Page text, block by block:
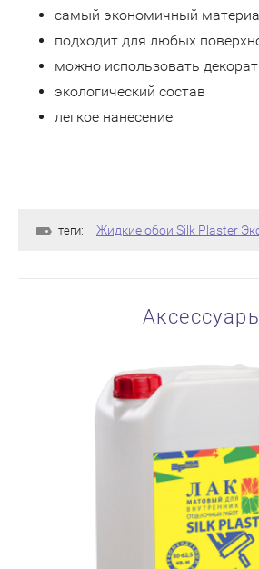
самый экономичный
подходит для любых
можно использовать
экологический состав
легкое нанесение
теги: Жидкие обои Silk Plaster